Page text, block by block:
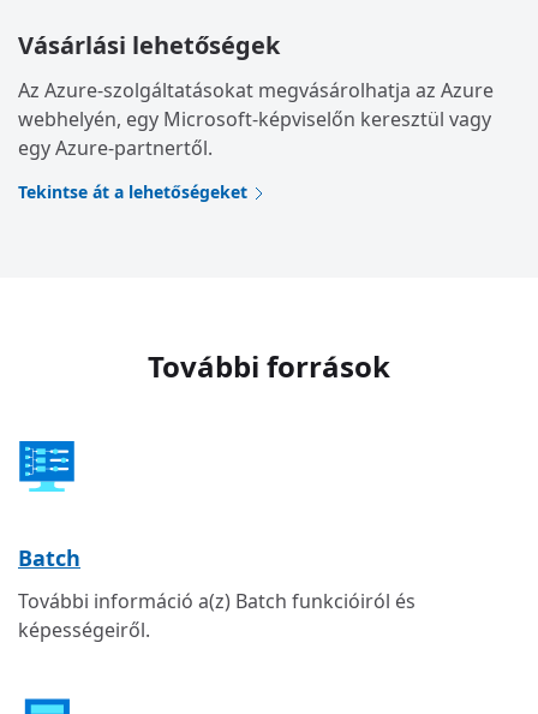
Vásárlási lehetőségek
Az Azure-szolgáltatásokat megvásárolhatja az Azure
webhelyén, egy Microsoft-képviselőn keresztül vagy
egy Azure-partnertől.
Tekintse át a lehetőségeket
További források
Batch
További információ a(z) Batch funkcióiról és
képességeiről.